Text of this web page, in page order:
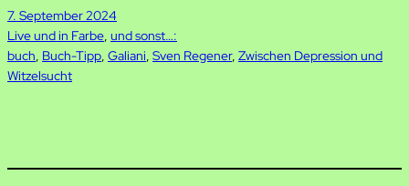
7. September 2024
Live und in Farbe, und sonst…:
buch, Buch-Tipp, Galiani, Sven Regener, Zwischen Depression und
Witzelsucht